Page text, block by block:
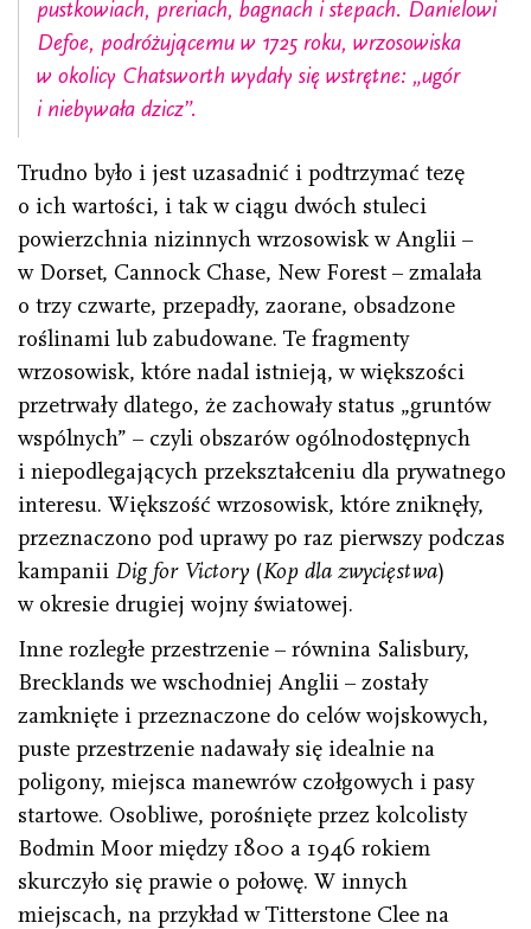
pustkowiach, preriach, bagnach i stepach. Danielowi
Defoe, podróżującemu w 1725 roku, wrzosowiska
w okolicy Chatsworth wydały się wstrętne: „ugór
i niebywała dzicz”.
Trudno było i jest uzasadnić i podtrzymać tezę
o ich wartości, i tak w ciągu dwóch stuleci
powierzchnia nizinnych wrzosowisk w Anglii –
w Dorset, Cannock Chase, New Forest – zmalała
o trzy czwarte, przepadły, zaorane, obsadzone
roślinami lub zabudowane. Te fragmenty
wrzosowisk, które nadal istnieją, w większości
przetrwały dlatego, że zachowały status „gruntów
wspólnych” – czyli obszarów ogólnodostępnych
i niepodlegających przekształceniu dla prywatnego
interesu. Większość wrzosowisk, które zniknęły,
przeznaczono pod uprawy po raz pierwszy podczas
kampanii Dig for Victory(Kop dla zwycięstwa)
w okresie drugiej wojny światowej.
Inne rozległe przestrzenie – równina Salisbury,
Brecklands we wschodniej Anglii – zostały
zamknięte i przeznaczone do celów wojskowych,
puste przestrzenie nadawały się idealnie na
poligony, miejsca manewrów czołgowych i pasy
startowe. Osobliwe, porośnięte przez kolcolisty
Bodmin Moor między 1800 a 1946 rokiem
skurczyło się prawie o połowę. W innych
miejscach, na przykład w Titterstone Clee na